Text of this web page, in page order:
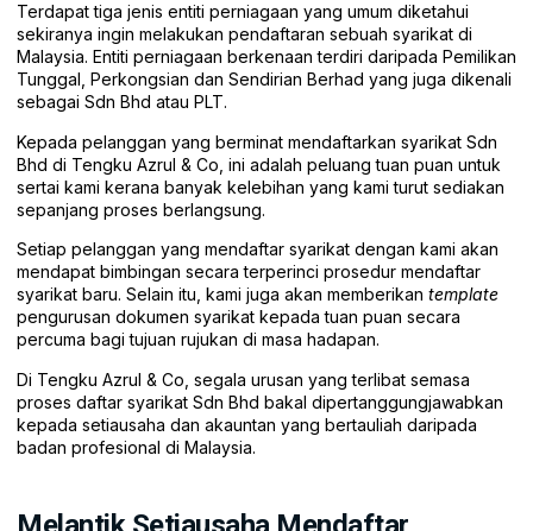
Terdapat tiga jenis entiti perniagaan yang umum diketahui
sekiranya ingin melakukan pendaftaran sebuah syarikat di
Malaysia. Entiti perniagaan berkenaan terdiri daripada Pemilikan
Tunggal, Perkongsian dan Sendirian Berhad yang juga dikenali
sebagai Sdn Bhd atau PLT.
Kepada pelanggan yang berminat mendaftarkan syarikat Sdn
Bhd di Tengku Azrul & Co, ini adalah peluang tuan puan untuk
sertai kami kerana banyak kelebihan yang kami turut sediakan
sepanjang proses berlangsung.
Setiap pelanggan yang mendaftar syarikat dengan kami akan
mendapat bimbingan secara terperinci prosedur mendaftar
syarikat baru. Selain itu, kami juga akan memberikan template
pengurusan dokumen syarikat kepada tuan puan secara
percuma bagi tujuan rujukan di masa hadapan.
Di Tengku Azrul & Co, segala urusan yang terlibat semasa
proses daftar syarikat Sdn Bhd bakal dipertanggungjawabkan
kepada setiausaha dan akauntan yang bertauliah daripada
badan profesional di Malaysia.